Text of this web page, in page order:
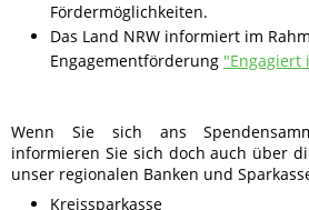
Fördermöglichkeiten.
Das Land NRW informiert im
Engagementförderung "Engagiert
Wenn Sie sich ans
informieren Sie sich doch auch über
unser regionalen Banken und
Kreissparkasse